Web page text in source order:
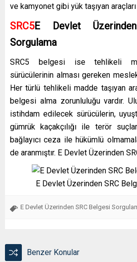
ve kamyonet gibi yük taşıyan
SRC5E Devlet
Sorgulama
SRC5 belgesi ise tehlikeli
sürücülerinin alması gereken
Her türlü tehlikeli madde taşıyan
belgesi alma zorunluluğu vardır.
istihdam edilecek sürücülerin,
gümrük kaçakçılığı ile terör
bağlayıcı ceza ile hükümlü
de aranmıştır. E Devlet Üzerinden
E Devlet Üzerinden SRC
E Devlet Üzerinden SRC Belgesi
Benzer Konular